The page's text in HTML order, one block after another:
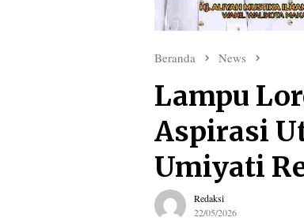
Beranda News
Lampu
Aspirasi
Umiyati
Redaksi
22/05/2026